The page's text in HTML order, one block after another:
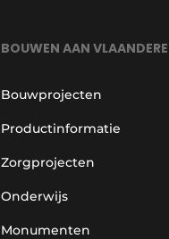
BOUWEN AAN
Bouwprojecten
Productinformatie
Zorgprojecten
Onderwijs
Monumenten